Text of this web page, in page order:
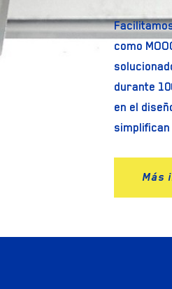
como
durante
en el
Más